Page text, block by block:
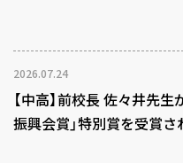
2026.07.24
【中高】前校長 佐々井先生
振興会賞」特別賞を受賞さ